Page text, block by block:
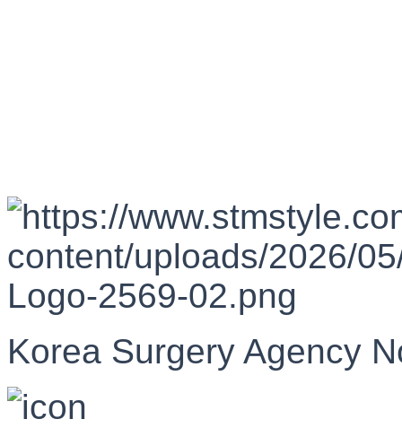
Korea Surgery Agency